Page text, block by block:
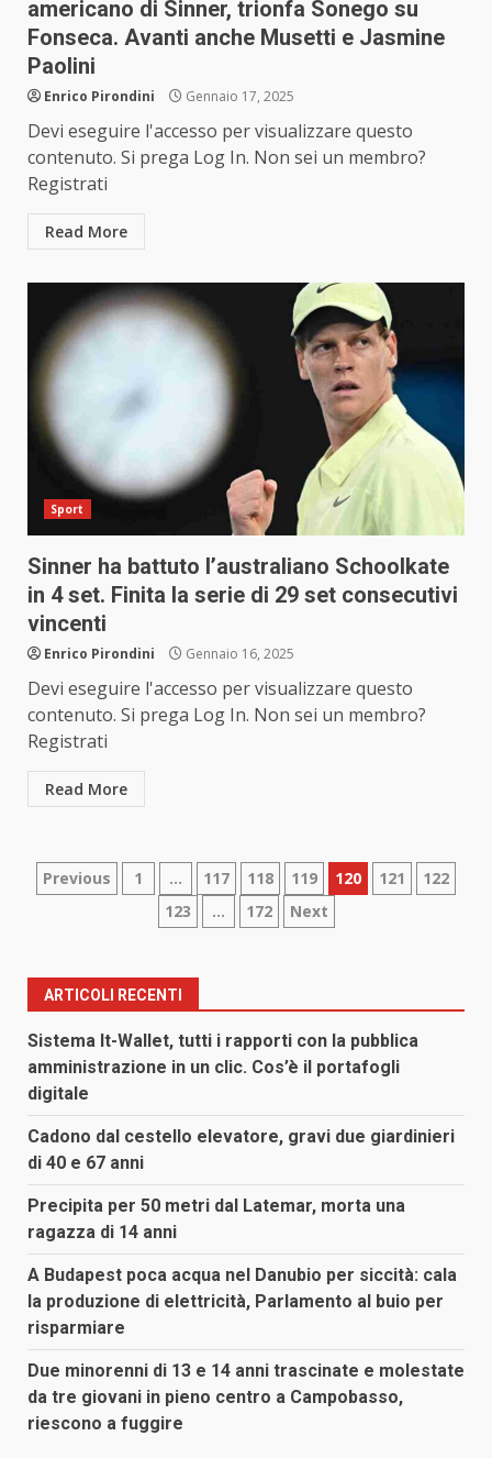
americano di Sinner, trionfa Sonego su
Fonseca. Avanti anche Musetti e Jasmine
Paolini
Enrico Pirondini Gennaio 17, 2025
Devi eseguire l'accesso per visualizzare questo
contenuto. Si prega Log In. Non sei un membro?
Registrati
Read More
Sport
Sinner ha battuto l’australiano Schoolkate
in 4 set. Finita la serie di 29 set consecutivi
vincenti
Enrico Pirondini Gennaio 16, 2025
Devi eseguire l'accesso per visualizzare questo
contenuto. Si prega Log In. Non sei un membro?
Registrati
Read More
Paginazione
articoli
Previous 1 … 117 118 119 120 121
122
123
… 172 Next
ARTICOLI RECENTI
Sistema It-Wallet, tutti i rapporti con la pubblica
amministrazione in un clic. Cos’è il portafogli
digitale
Cadono dal cestello elevatore, gravi due giardinieri
di 40 e 67 anni
Precipita per 50 metri dal Latemar, morta una
ragazza di 14 anni
A Budapest poca acqua nel Danubio per siccità: cala
la produzione di elettricità, Parlamento al buio per
risparmiare
Due minorenni di 13 e 14 anni trascinate e molestate
da tre giovani in pieno centro a Campobasso,
riescono a fuggire